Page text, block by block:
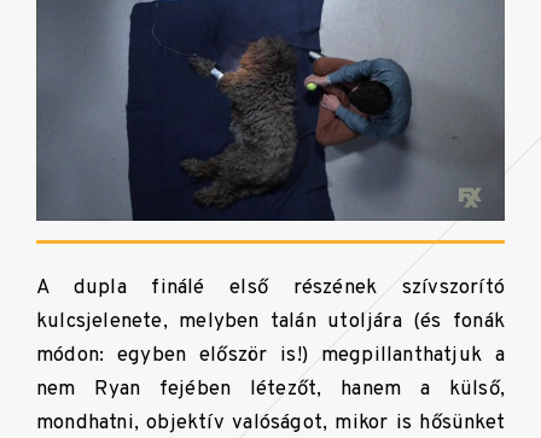
A dupla finálé első részének szívszorító
kulcsjelenete, melyben talán utoljára (és fonák
módon: egyben először is!) megpillanthatjuk a
nem Ryan fejében létezőt, hanem a külső,
mondhatni, objektív valóságot, mikor is hősünket